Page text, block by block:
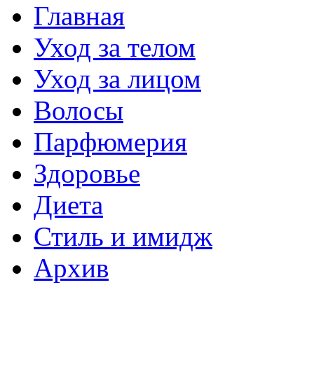
Главная
Уход за телом
Уход за лицом
Волосы
Парфюмерия
Здоровье
Диета
Стиль и имидж
Архив